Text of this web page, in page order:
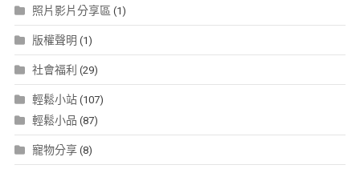
照片影片分享區 (1)
版權聲明 (1)
社會福利 (29)
輕鬆小站(107)
輕鬆小品 (87)
寵物分享(8)